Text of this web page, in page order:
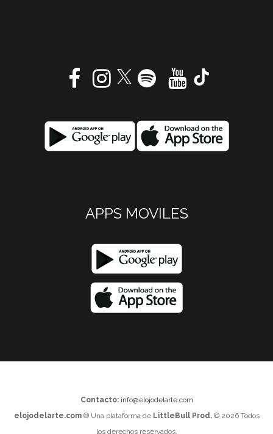
APPS MOVILES
Contacto: info@elojodelarte.com
elojodelarte.com® Una plataforma de LittleBull Prod.© 2026 Todos
los derechos reservados.